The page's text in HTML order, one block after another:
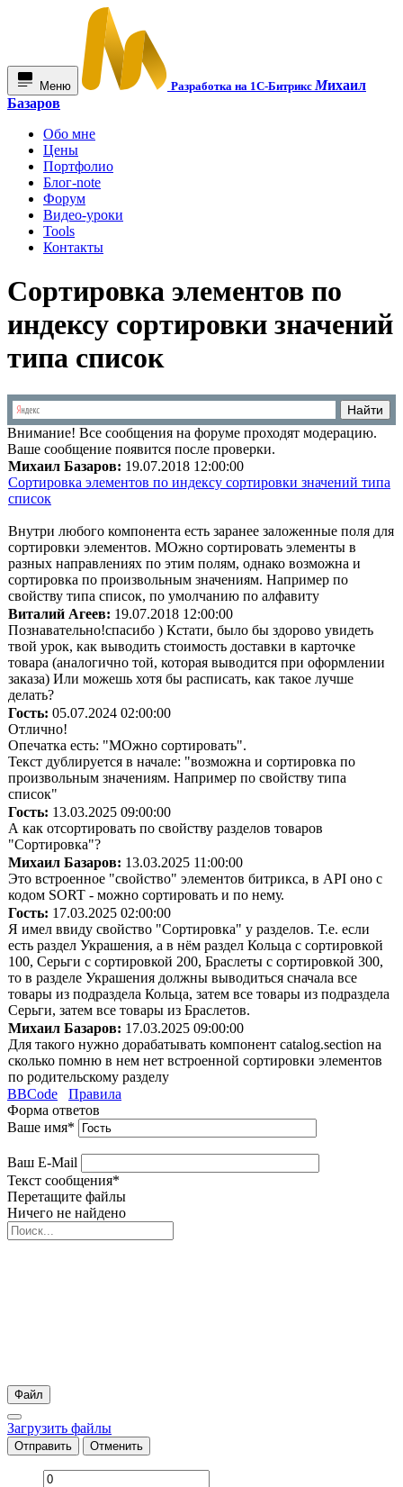
Меню Разработка на 1С-БитриксМихаил
Базаров
Обо мне
Цены
Портфолио
Блог-note
Форум
Видео-уроки
Tools
Контакты
Сортировка элементов по
индексу сортировки значений
типа список
Внимание! Все сообщения на форуме проходят модерацию.
Ваше сообщение появится после проверки.
Михаил Базаров: 19.07.2018 12:00:00
Сортировка элементов по индексу сортировки значений типа
список
Внутри любого компонента есть заранее заложенные поля для
сортировки элементов. МОжно сортировать элементы в
разных направлениях по этим полям, однако возможна и
сортировка по произвольным значениям. Например по
свойству типа список, по умолчанию по алфавиту
Виталий Агеев: 19.07.2018 12:00:00
Познавательно!спасибо ) Кстати, было бы здорово увидеть
твой урок, как выводить стоимость доставки в карточке
товара (аналогично той, которая выводится при оформлении
заказа) Или можешь хотя бы расписать, как такое лучше
делать?
Гость: 05.07.2024 02:00:00
Отлично!
Опечатка есть: "МОжно сортировать".
Текст дублируется в начале: "возможна и сортировка по
произвольным значениям. Например по свойству типа
список"
Гость: 13.03.2025 09:00:00
А как отсортировать по свойству разделов товаров
"Сортировка"?
Михаил Базаров: 13.03.2025 11:00:00
Это встроенное "свойство" элементов битрикса, в API оно с
кодом SORT - можно сортировать и по нему.
Гость: 17.03.2025 02:00:00
Я имел ввиду свойство "Сортировка" у разделов. Т.е. если
есть раздел Украшения, а в нём раздел Кольца с сортировкой
100, Серьги с сортировкой 200, Браслеты с сортировкой 300,
то в разделе Украшения должны выводиться сначала все
товары из подраздела Кольца, затем все товары из подраздела
Серьги, затем все товары из Браслетов.
Михаил Базаров: 17.03.2025 09:00:00
Для такого нужно дорабатывать компонент catalog.section на
сколько помню в нем нет встроенной сортировки элементов
по родительскому разделу
BBCode
Правила
Форма ответов
Ваше имя*
Ваш E-Mail
Текст сообщения*
Перетащите файлы
Ничего не найдено
Файл
Загрузить файлы
Отправить Отменить